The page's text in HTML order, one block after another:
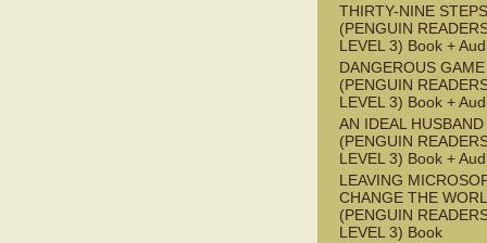
THIRTY-NINE
(PENGUIN
LEVEL 3) Book +
DANGEROUS GAME
(PENGUIN
LEVEL 3) Book +
AN IDEAL HUSBAND
(PENGUIN
LEVEL 3) Book +
LEAVING
CHANGE THE
(PENGUIN
LEVEL 3) Book